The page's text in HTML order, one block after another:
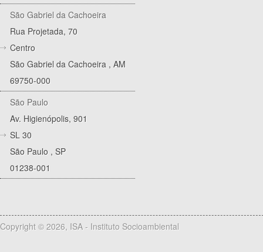
São Gabriel da Cachoeira
Rua Projetada, 70
Centro
São Gabriel da Cachoeira , AM
69750-000
São Paulo
Av. Higienópolis, 901
SL 30
São Paulo , SP
01238-001
Copyright © 2026, ISA - Instituto Socioambiental